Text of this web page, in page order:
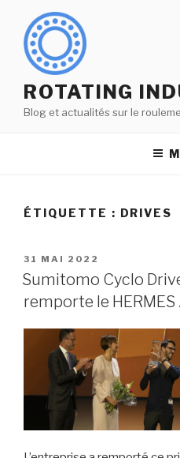
contenu
principal
ROTATING
Blog et actualités sur le
ÉTIQUETTE : DRIVES
PUBLIÉ
LE
31 MAI 2022
Sumitomo Cyclo
remporte le HERMES